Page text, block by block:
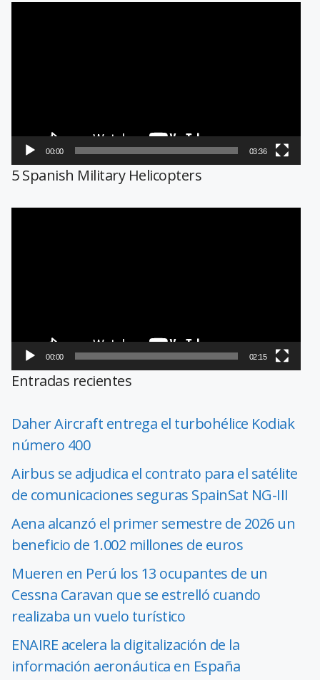
00:00 03:36
5 Spanish Military Helicopters
00:00 02:15
Entradas recientes
Daher Aircraft entrega el turbohélice Kodiak
número 400
Airbus se adjudica el contrato para el satélite
de comunicaciones seguras SpainSat NG-III
Aena alcanzó el primer semestre de 2026 un
beneficio de 1.002 millones de euros
Mueren en Perú los 13 ocupantes de un
Cessna Caravan que se estrelló cuando
realizaba un vuelo turístico
ENAIRE acelera la digitalización de la
información aeronáutica en España